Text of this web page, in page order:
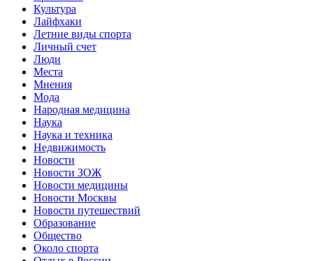
Культура
Лайфхаки
Летние виды спорта
Личный счет
Люди
Места
Мнения
Мода
Народная медицина
Наука
Наука и техника
Недвижимость
Новости
Новости ЗОЖ
Новости медицины
Новости Москвы
Новости путешествий
Образование
Общество
Около спорта